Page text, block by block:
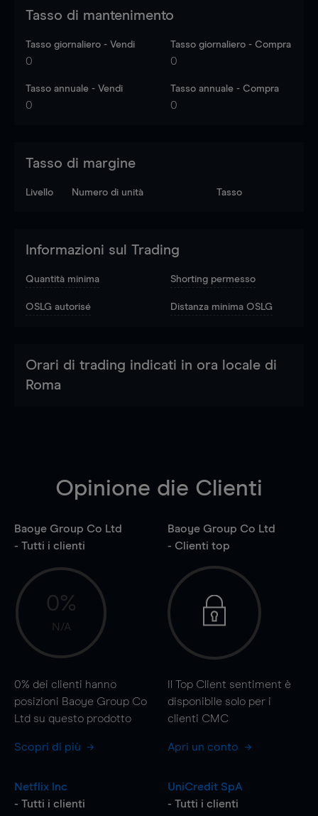
Tasso di mantenimento
Tasso giornaliero - Vendi
0
Tasso giornaliero - Compra
0
Tasso annuale - Vendi
0
Tasso annuale - Compra
0
Tasso di margine
Livello Numero di unità Tasso
Informazioni sul Trading
Quantità minima Shorting permesso
OSLG autorisé Distanza minima OSLG
Orari di trading indicati in ora locale di
Roma
Opinione die Clienti
Baoye Group Co Ltd
- Tutti i clienti
0%
N/A
0% dei clienti hanno
posizioni Baoye Group Co
Ltd su questo prodotto
Scopri di più
Baoye Group Co Ltd
- Clienti top
Il Top Client sentiment è
disponibile solo per i
clienti CMC
Apri un conto
Netflix Inc
- Tutti i clienti
UniCredit SpA
- Tutti i clienti